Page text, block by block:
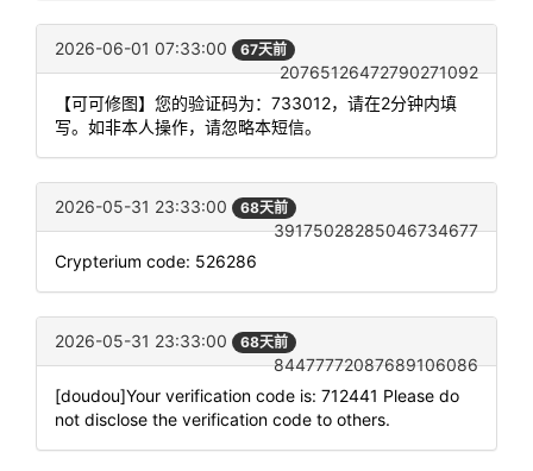
2026-06-01 07:33:00 67天前
20765126472790271092
【可可修图】您的验证码为：733012，请在2分钟内填
写。如非本人操作，请忽略本短信。
2026-05-31 23:33:00 68天前
39175028285046734677
Crypterium code: 526286
2026-05-31 23:33:00 68天前
84477772087689106086
[doudou]Your verification code is: 712441 Please do
not disclose the verification code to others.